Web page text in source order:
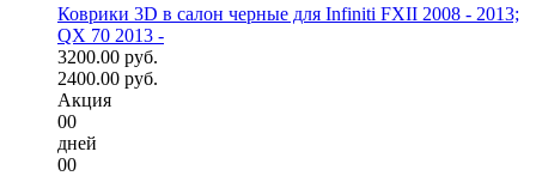
Коврики 3D в салон черные для Infiniti FXII 2008 - 2013;
QX 70 2013 -
3200.00 руб.
2400.00 руб.
Акция
00
дней
00